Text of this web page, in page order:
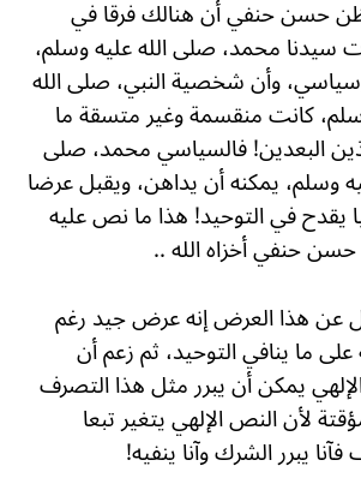
حسن حنفي أن هنالك فرقا في
سيدنا محمد، صلى الله عليه وسلم،
وأن شخصية النبي، صلى الله
كانت منقسمة وغير متسقة ما
البعدين! فالسياسي محمد، صلى
وسلم، يمكنه أن يداهن، ويقبل عرضا
يقدح في التوحيد! هذا ما نص عليه
حسن حنفي أخزاه الله ..
عن هذا العرض إنه عرض جيد رغم
على ما ينافي التوحيد، ثم زعم أن
يمكن أن يبرر مثل هذا التصرف
لأن النص الإلهي يتغير تبعا
يبرر الشرك وآنا ينفيه!